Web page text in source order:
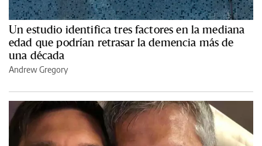
Un estudio identifica tres factores en la mediana
edad que podrían retrasar la demencia más de
una década
Andrew Gregory